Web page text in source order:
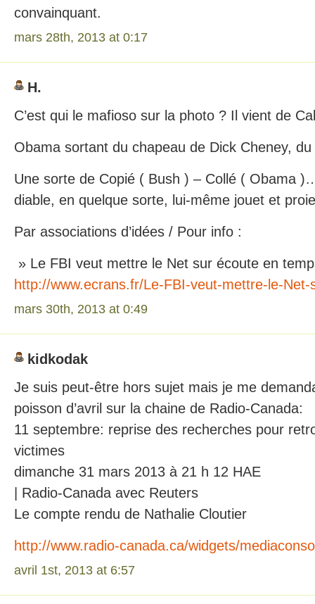
convainquant.
mars 28th, 2013 at 0:17
H.
C’est qui le mafioso sur la photo ? Il vient de
Obama sortant du chapeau de Dick Cheney,
Une sorte de Copié ( Bush ) – Collé ( Obama
diable, en quelque sorte, lui-même jouet et
Par associations d’idées / Pour info :
» Le FBI veut mettre le Net sur écoute en
http://www.ecrans.fr/Le-FBI-veut-mettre-le-Net-
mars 30th, 2013 at 0:49
kidkodak
Je suis peut-être hors sujet mais je me
poisson d’avril sur la chaine de Radio-Canada:
11 septembre: reprise des recherches pour
victimes
dimanche 31 mars 2013 à 21 h 12 HAE
| Radio-Canada avec Reuters
Le compte rendu de Nathalie Cloutier
http://www.radio-canada.ca/widgets/
avril 1st, 2013 at 6:57